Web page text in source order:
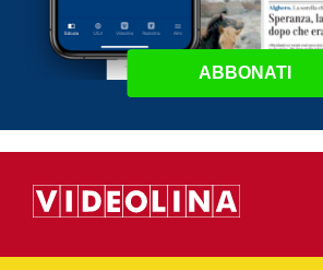
ABBONATI